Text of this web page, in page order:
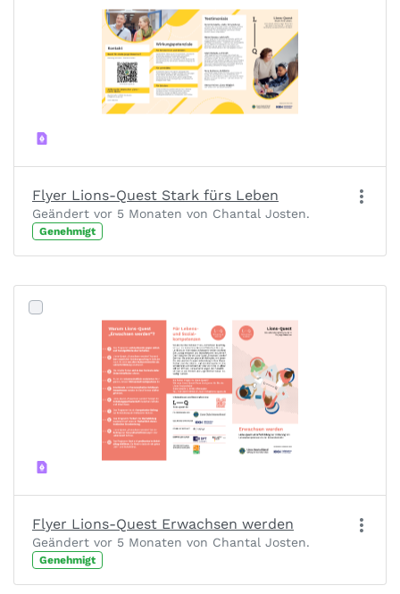
Flyer Lions-Quest Stark fürs Leben
Geändert vor 5 Monaten von Chantal Josten.
Genehmigt
Flyer Lions-Quest Erwachsen werden
Geändert vor 5 Monaten von Chantal Josten.
Genehmigt